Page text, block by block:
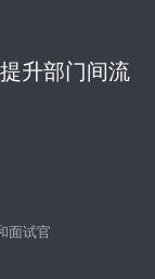
升部门间流
面试官